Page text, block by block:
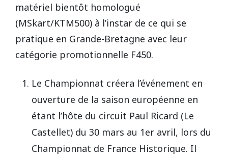
matériel bientôt homologué
(MSkart/KTM500) à l’instar de ce qui se
pratique en Grande-Bretagne avec leur
catégorie promotionnelle F450.
Le Championnat créera l’événement en
ouverture de la saison européenne en
étant l’hôte du circuit Paul Ricard (Le
Castellet) du 30 mars au 1er avril, lors du
Championnat de France Historique. Il